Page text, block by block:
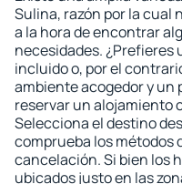
Sulina, razón por la
a la hora de encontrar
necesidades. ¿Prefieres
incluido o, por el
ambiente acogedor y un
reservar un alojamiento
Selecciona el destino
comprueba los métodos
cancelación. Si bien los
ubicados justo en las